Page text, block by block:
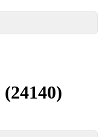
(24140)